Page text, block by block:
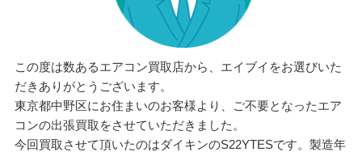
この度は数あるエアコン買取店から、エイブイをお選びいた
だきありがとうございます。
東京都中野区にお住まいのお客様より、ご不要となったエア
コンの出張買取をさせていただきました。
今回買取させて頂いたのはダイキンのS22YTESです。製造年